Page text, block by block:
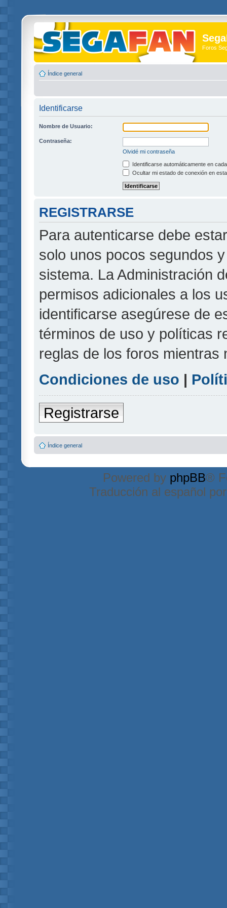
Foros
Índice general
Identificarse
Nombre de Usuario:
Contraseña:
Olvidé mi contraseña
Identificarse automáticamente en
Ocultar mi estado de conexión en
REGISTRARSE
Para autenticarse debe
solo unos pocos segundos
sistema. La Administración
permisos adicionales a los
identificarse asegúrese de
términos de uso y políticas
reglas de los foros mientras
Condiciones de uso |
Registrarse
Índice general
Powered by phpBB®
Traducción al español